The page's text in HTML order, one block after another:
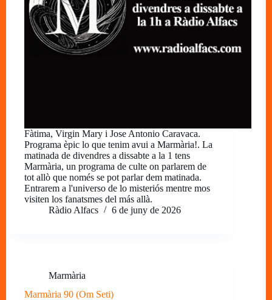
Fàtima, Virgin Mary i Jose Antonio Caravaca.
Programa èpic lo que tenim avui a Marmària!. La
matinada de divendres a dissabte a la 1 tens
Marmària, un programa de culte on parlarem de
tot allò que només se pot parlar dem matinada.
Entrarem a l'universo de lo misteriós mentre mos
visiten los fanatsmes del más allà.
Ràdio Alfacs
6 de juny de 2026
Marmària
Marmària 90 (Om Seti)